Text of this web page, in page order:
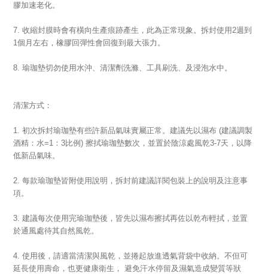
膠加速老化。
7. 收縮封膜時會有橫向生產痕跡產生，此為正常現象。拆封使用2週到
1個月左右，橡膠回彈性會回復到最大張力。
8. 瑜珈墊切勿使用水沖、清潔劑洗滌、工具刷洗、及浸泡水中。
清潔方式：
1. 初次拆封瑜珈墊有些許新品氣味實屬正常。建議先以濕布 (建議調製
酒精：水=1：3比例) 擦拭瑜珈墊數次，並置於陰涼處風乾3-7天，以降
低新品氣味。
2. 每款瑜珈墊皆附使用說明，拆封前建議詳閱包裝上的說明及注意事
項。
3. 建議每次使用完瑜珈墊後，皆先以濕布擦拭再佐以乾布輕拭，並置
於通風處待其自然風乾。
4. 使用後，請適當清潔與風乾，並捲起放進透氣背袋中收納。不但可
延長使用壽命，也更健康衛生， 避免汗水停留及濕氣造成變質等狀